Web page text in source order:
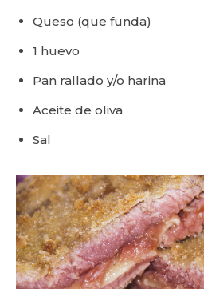
Queso (que funda)
1 huevo
Pan rallado y/o harina
Aceite de oliva
Sal